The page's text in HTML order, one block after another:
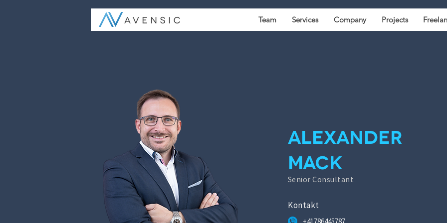
Team Services Company Projects
Alexander
Mack
Senior Consultant
Kontakt